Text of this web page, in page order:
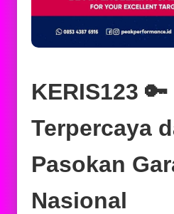
KERIS123
Terpercaya
Pasokan
Nasional